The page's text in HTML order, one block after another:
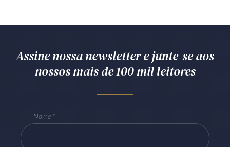
Assine nossa newsletter e junte-se aos
nossos mais de 100 mil leitores
Nome